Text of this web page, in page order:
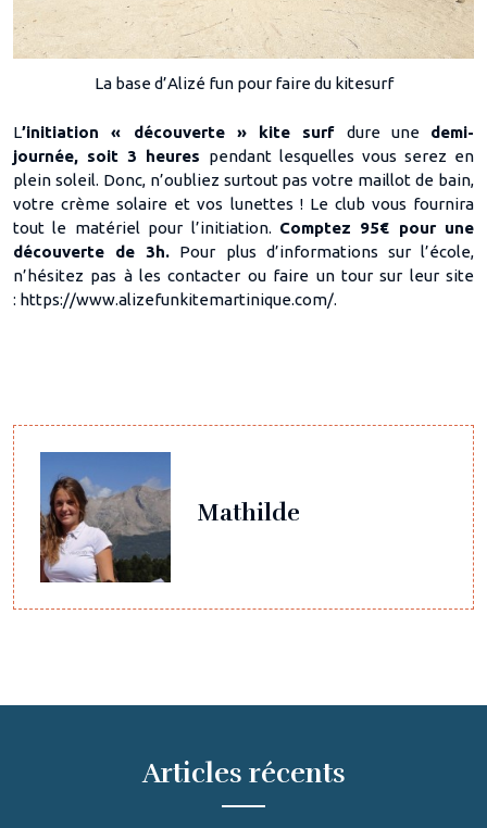
La base d’Alizé fun pour faire du kitesurf
L’initiation « découverte » kite surf dure une demi-
journée, soit 3 heures pendant lesquelles vous serez en
plein soleil. Donc, n’oubliez surtout pas votre maillot de bain,
votre crème solaire et vos lunettes ! Le club vous fournira
tout le matériel pour l’initiation. Comptez 95€ pour une
découverte de 3h. Pour plus d’informations sur l’école,
n’hésitez pas à les contacter ou faire un tour sur leur site
: https://www.alizefunkitemartinique.com/.
Mathilde
Articles récents